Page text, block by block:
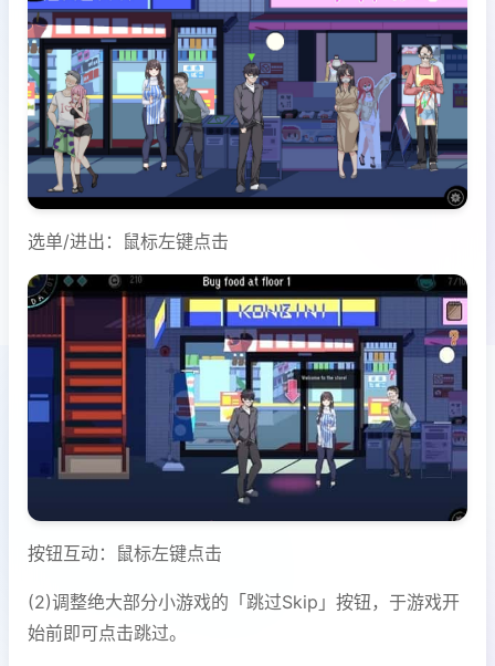
选单/进出：鼠标左键点击
按钮互动：鼠标左键点击
(2)调整绝大部分小游戏的「跳过Skip」按钮，于游戏开
始前即可点击跳过。